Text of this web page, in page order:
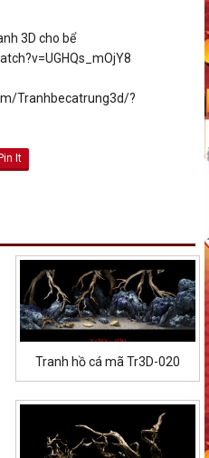
3D cho bể
Tranhbecatrung3d/?
It
Tranh hồ cá mã Tr3D-020